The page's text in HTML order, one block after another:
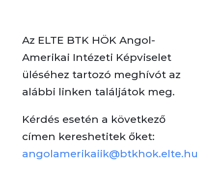
Az ELTE BTK HÖK Angol-
Amerikai Intézeti Képviselet
üléséhez tartozó meghívót az
alábbi linken találjátok meg.
Kérdés esetén a következő
címen kereshetitek őket:
angolamerikaiik@btkhok.elte.hu